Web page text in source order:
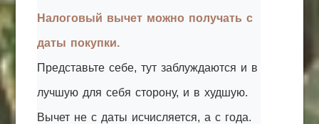
Налоговый вычет можно получать с
даты покупки.
Представьте себе, тут заблуждаются и в
лучшую для себя сторону, и в худшую.
Вычет не с даты исчисляется, а с года.